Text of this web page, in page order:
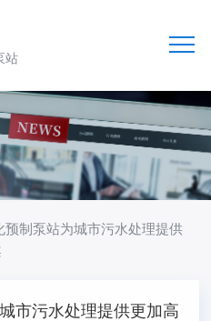
站
预制泵站为城市污水处理提供
市污水处理提供更加高